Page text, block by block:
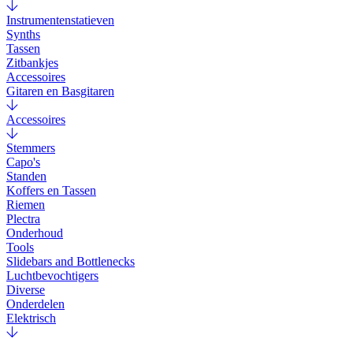
Instrumentenstatieven
Synths
Tassen
Zitbankjes
Accessoires
Gitaren en Basgitaren
Accessoires
Stemmers
Capo's
Standen
Koffers en Tassen
Riemen
Plectra
Onderhoud
Tools
Slidebars and Bottlenecks
Luchtbevochtigers
Diverse
Onderdelen
Elektrisch